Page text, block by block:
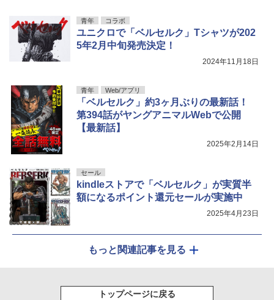
青年 コラボ
ユニクロで「ベルセルク」Tシャツが202
5年2月中旬発売決定！
2024年11月18日
青年 Web/アプリ
「ベルセルク」約3ヶ月ぶりの最新話！
第394話がヤングアニマルWebで公開
【最新話】
2025年2月14日
セール
kindleストアで「ベルセルク」が実質半
額になるポイント還元セールが実施中
2025年4月23日
もっと関連記事を見る
トップページに戻る